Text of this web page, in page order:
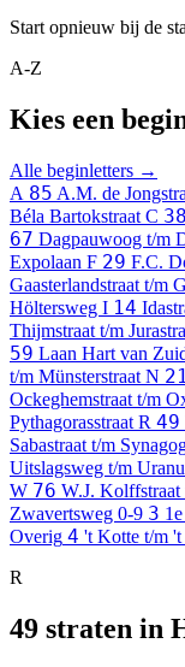
Start opnieuw bij de
A-Z
Kies een
Alle beginletters →
A 85 A.M. de
Béla Bartokstraat C 38
67 Dagpauwoog t/m
Expolaan F 29 F.C.
Gaasterlandstraat t/m
Höltersweg I 14
Thijmstraat t/m
59 Laan Hart van
t/m Münsterstraat N 21
Ockeghemstraat t/m
Pythagorasstraat R 49
Sabastraat t/m
Uitslagsweg t/m
W 76 W.J.
Zwavertsweg 0-9 3
Overig 4 't Kotte t/m
R
49 straten in